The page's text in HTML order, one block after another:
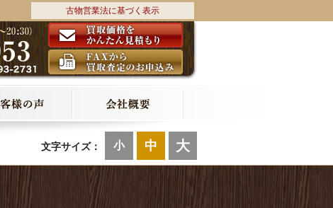
古物営業法に基づく表示
文字サイズ： 小 中 大